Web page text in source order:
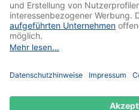
Freitag:
von 8:00 - 13:00
und von 14:00 - 15:30 Uhr
E-Mail: info@davetiye.de